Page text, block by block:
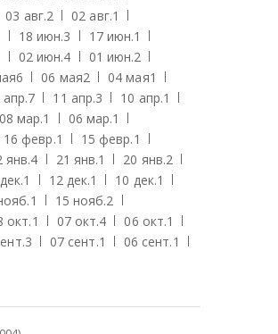
03 авг.2 02 авг.1
18 июн.3 17 июн.1
02 июн.4 01 июн.2
6 06 мая2 04 мая1
апр.7 11 апр.3 10 апр.1
08 мар.1 06 мар.1
16 февр.1 15 февр.1
янв.4 21 янв.1 20 янв.2
1 12 дек.1 10 дек.1
1 15 нояб.2
окт.1 07 окт.4 06 окт.1
3 07 сент.1 06 сент.1